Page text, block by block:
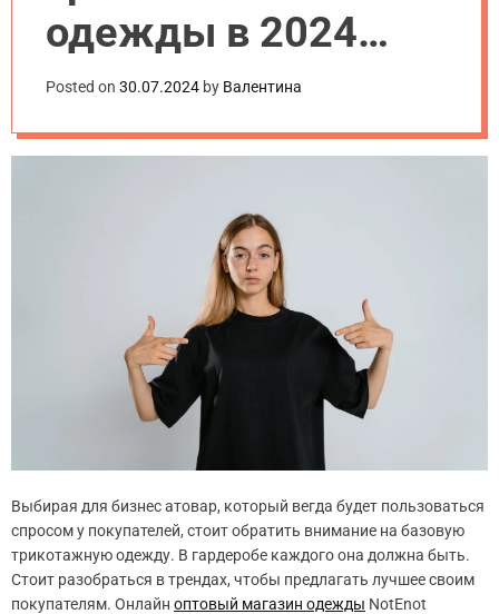
одежды в 2024
году: что выбирать
для своего бизнеса
Posted on 30.07.2024 by Валентина
Выбирая для бизнес атовар, который вегда будет пользоваться
спросом у покупателей, стоит обратить внимание на базовую
трикотажную одежду. В гардеробе каждого она должна быть.
Стоит разобраться в трендах, чтобы предлагать лучшее своим
покупателям. Онлайн оптовый магазин одежды NotEnot